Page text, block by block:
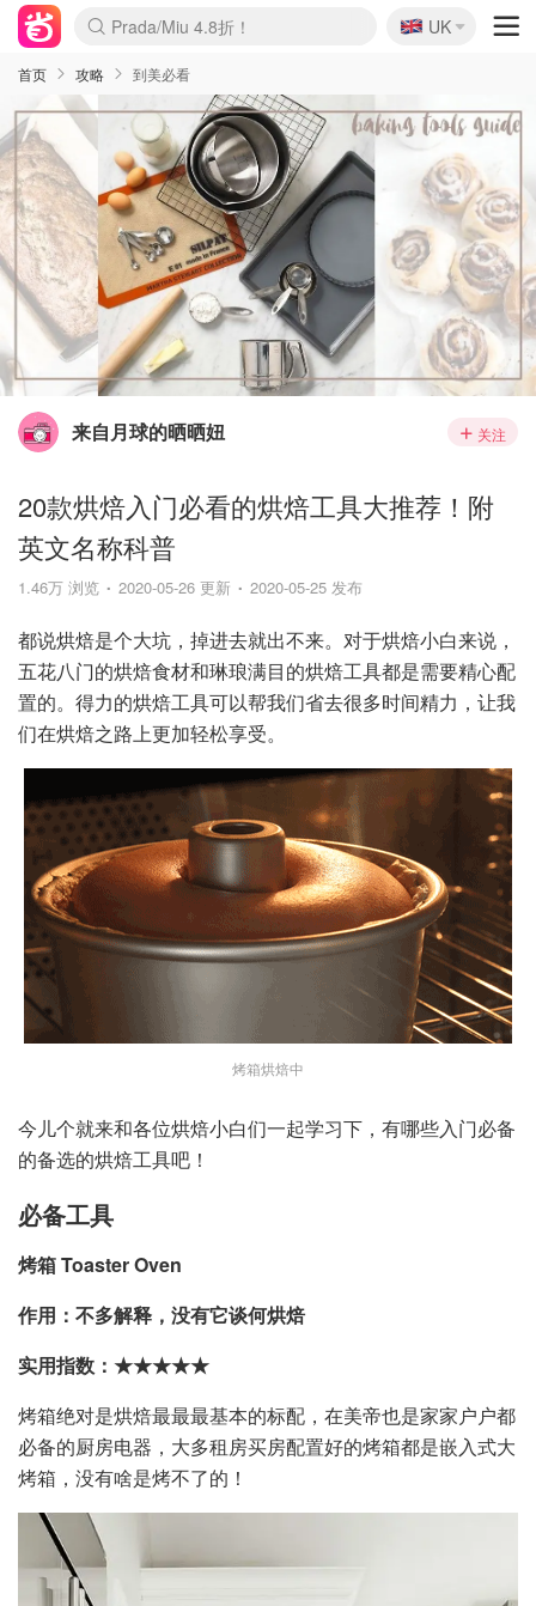
麦卢卡蜂蜜夏促！个位数！
Prada/Miu 4.8折！
啥？必胜客披萨5折！
🇬🇧
UK
首页 攻略 到美必看
来自月球的晒晒妞 关注
20款烘焙入门必看的烘焙工具大推荐！附
英文名称科普
1.46万 浏览 2020-05-26 更新 2020-05-25 发布
都说烘焙是个大坑，掉进去就出不来。对于烘焙小白来说，
五花八门的烘焙食材和琳琅满目的烘焙工具都是需要精心配
置的。得力的烘焙工具可以帮我们省去很多时间精力，让我
们在烘焙之路上更加轻松享受。
烤箱烘焙中
今儿个就来和各位烘焙小白们一起学习下，有哪些入门必备
的备选的烘焙工具吧！
必备工具
烤箱 Toaster Oven
作用：不多解释，没有它谈何烘焙
实用指数：★★★★★
烤箱绝对是烘焙最最最基本的标配，在美帝也是家家户户都
必备的厨房电器，大多租房买房配置好的烤箱都是嵌入式大
烤箱，没有啥是烤不了的！